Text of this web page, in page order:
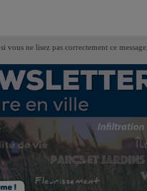
si vous ne lisez pas correctement ce message,